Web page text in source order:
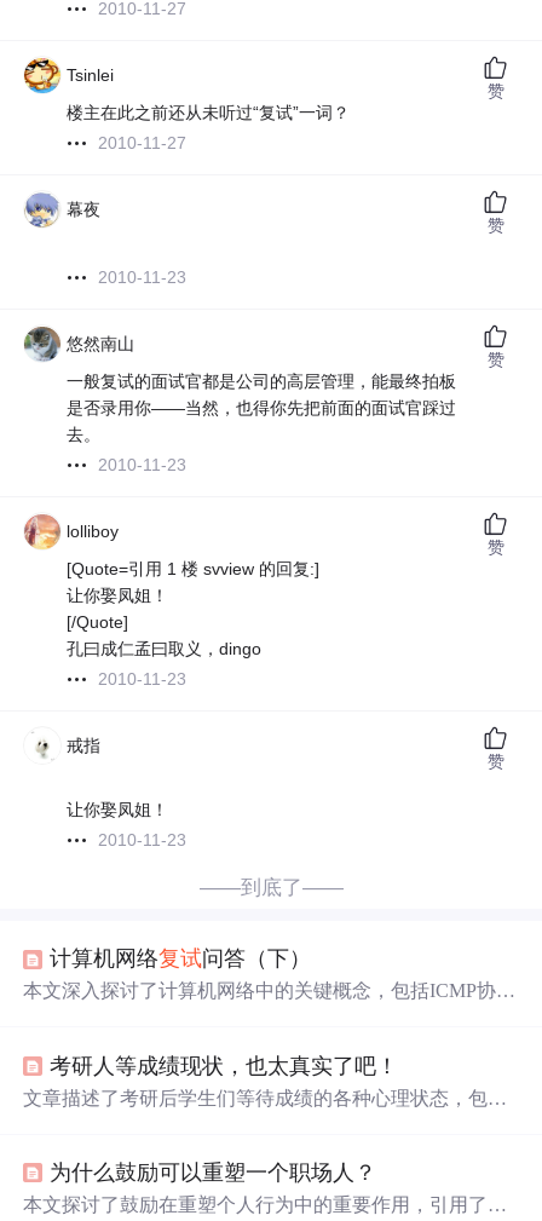
2010-11-27
Tsinlei
楼主在此之前还从未听过“复试”一词？
2010-11-27
赞
幕夜
2010-11-23
赞
悠然南山
一般复试的面试官都是公司的高层管理，能最终拍板
是否录用你——当然，也得你先把前面的面试官踩过
去。
2010-11-23
赞
lolliboy
[Quote=引用 1 楼 svview 的回复:]
让你娶凤姐！
[/Quote]
孔曰成仁孟曰取义，dingo
2010-11-23
赞
戒指
让你娶凤姐！
2010-11-23
赞
——到底了——
计算机网络复试问答（下）
本文深入探讨了计算机网络中的关键概念，包括ICMP协议
工作原理，以及TCP/IP和ISO/OSI网络体系结构的层次与功
能。此外，还讨论了数据链路层的封装成帧、透明传送和
考研人等成绩现状，也太真实了吧！
文章描述了考研后学生们等待成绩的各种心理状态，包括
煎熬时期，提醒大家保持坚韧，等待黎明后的结果。
为什么鼓励可以重塑一个职场人？
本文探讨了鼓励在重塑个人行为中的重要作用，引用了皮